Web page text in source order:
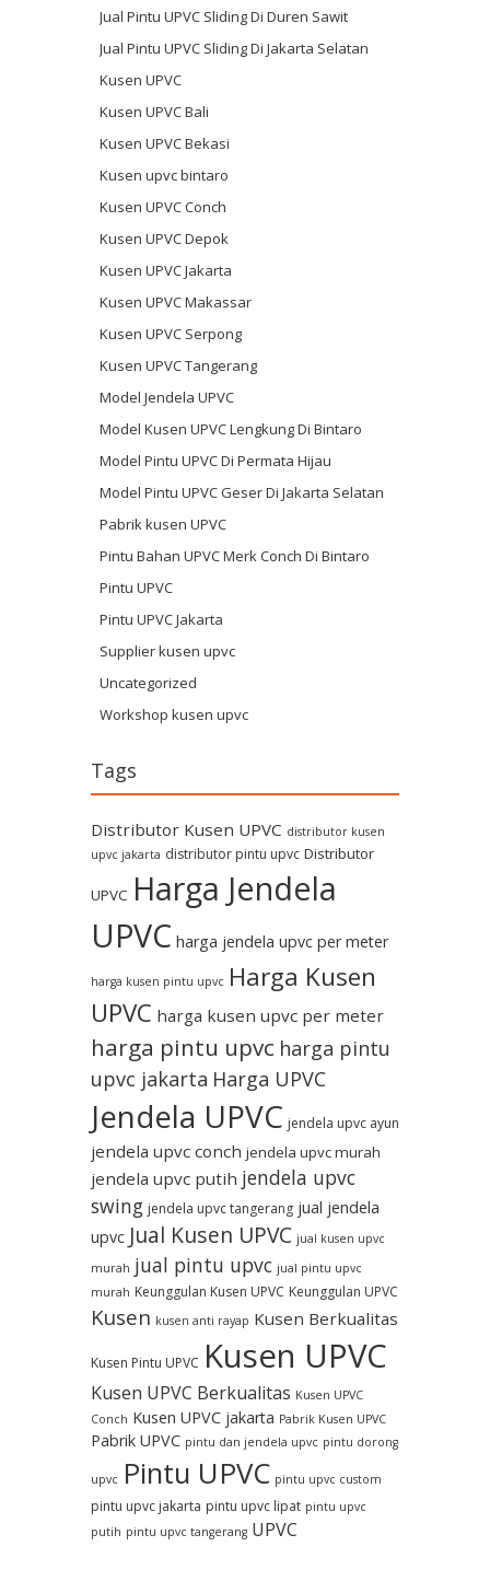
Jual Pintu UPVC Sliding Di Duren Sawit
Jual Pintu UPVC Sliding Di Jakarta Selatan
Kusen UPVC
Kusen UPVC Bali
Kusen UPVC Bekasi
Kusen upvc bintaro
Kusen UPVC Conch
Kusen UPVC Depok
Kusen UPVC Jakarta
Kusen UPVC Makassar
Kusen UPVC Serpong
Kusen UPVC Tangerang
Model Jendela UPVC
Model Kusen UPVC Lengkung Di Bintaro
Model Pintu UPVC Di Permata Hijau
Model Pintu UPVC Geser Di Jakarta Selatan
Pabrik kusen UPVC
Pintu Bahan UPVC Merk Conch Di Bintaro
Pintu UPVC
Pintu UPVC Jakarta
Supplier kusen upvc
Uncategorized
Workshop kusen upvc
Tags
Distributor Kusen UPVC distributor kusen
upvc jakarta distributor pintu upvc Distributor
UPVC Harga Jendela
UPVC harga jendela upvc per meter
harga kusen pintu upvc Harga Kusen
UPVC harga kusen upvc per meter
harga pintu upvc harga pintu
upvc jakarta Harga UPVC
Jendela UPVC jendela upvc ayun
jendela upvc conch jendela upvc murah
jendela upvc putih jendela upvc
swing jendela upvc tangerang jual jendela
upvc Jual Kusen UPVC jual kusen upvc
murah jual pintu upvc jual pintu upvc
murah Keunggulan Kusen UPVC Keunggulan UPVC
Kusen kusen anti rayap Kusen Berkualitas
Kusen Pintu UPVC Kusen UPVC
Kusen UPVC Berkualitas Kusen UPVC
Conch Kusen UPVC jakarta Pabrik Kusen UPVC
Pabrik UPVC pintu dan jendela upvc pintu dorong
upvc Pintu UPVC pintu upvc custom
pintu upvc jakarta pintu upvc lipat pintu upvc
putih pintu upvc tangerang UPVC